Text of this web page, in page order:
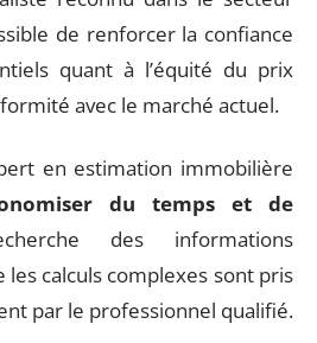
de renforcer la confiance
quant à l’équité du prix
avec le marché actuel.
en estimation immobilière
du temps et de
des informations
les calculs complexes sont pris
par le professionnel qualifié.